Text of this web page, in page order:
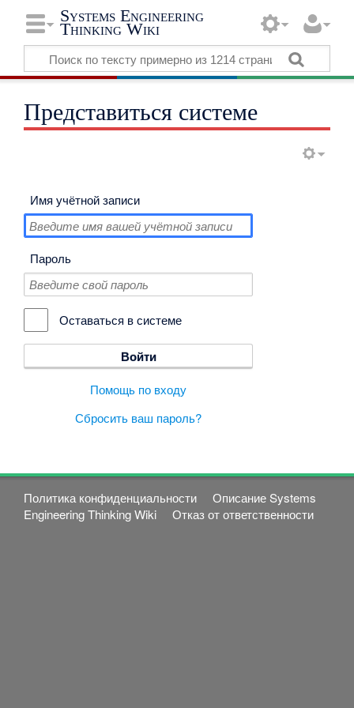
Systems Engineering
Thinking Wiki
Представиться системе
Имя учётной записи
Пароль
Оставаться в системе
Помощь по входу
Сбросить ваш пароль?
Политика конфиденциальности
Описание Systems
Engineering Thinking Wiki
Отказ от ответственности